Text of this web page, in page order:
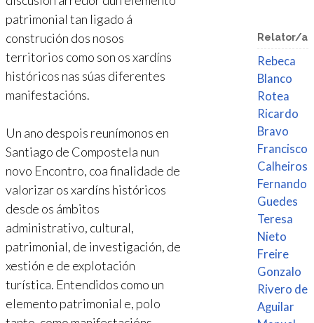
patrimonial tan ligado á
construción dos nosos
territorios como son os xardíns
históricos nas súas diferentes
manifestacións.
Un ano despois reunímonos en
Santiago de Compostela nun
novo Encontro, coa finalidade de
valorizar os xardíns históricos
desde os ámbitos
administrativo, cultural,
patrimonial, de investigación, de
xestión e de explotación
turística. Entendidos como un
elemento patrimonial e, polo
Relator/a
Rebeca
Blanco
Rotea
Ricardo
Bravo
Francisco
Calheiros
Fernando
Guedes
Teresa
Nieto
Freire
Gonzalo
Rivero de
Aguilar